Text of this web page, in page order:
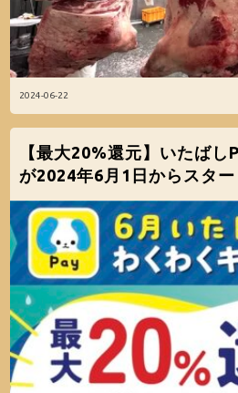
2024-06-22
【最大20%還元】いたば
が2024年6月1日からスター